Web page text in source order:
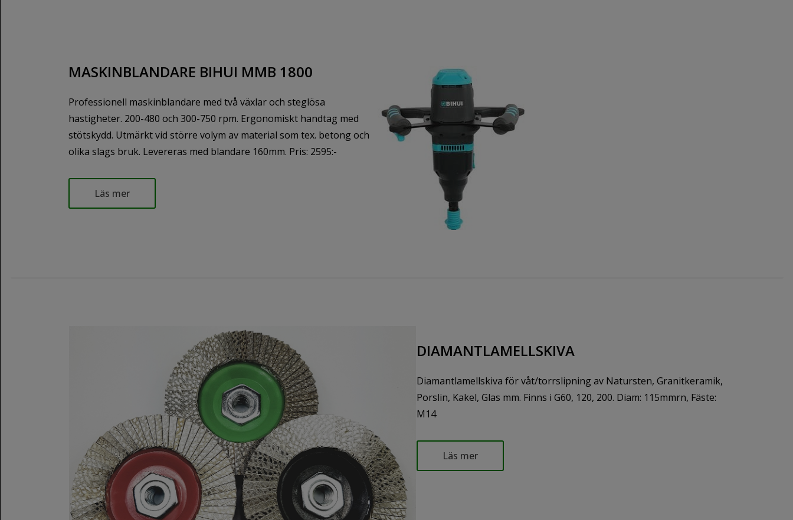
MASKINBLANDARE BIHUI MMB 1800
Professionell maskinblandare med två växlar och steglösa
hastigheter. 200-480 och 300-750 rpm. Ergonomiskt handtag med
stötskydd. Utmärkt vid större volym av material som tex. betong och
olika slags bruk. Levereras med blandare 160mm. Pris: 2595:-
Läs mer
DIAMANTLAMELLSKIVA
Diamantlamellskiva för våt/torrslipning av Natursten, Granitkeramik,
Porslin, Kakel, Glas mm. Finns i G60, 120, 200. Diam: 115mmrn, Fäste:
M14
Läs mer